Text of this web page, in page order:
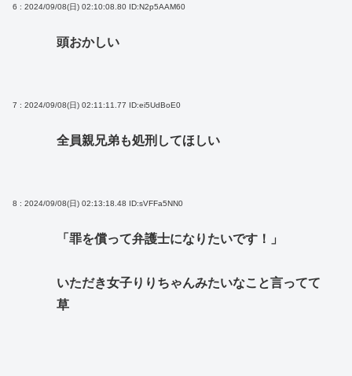
6 : 2024/09/08(日) 02:10:08.80 ID:N2p5AAM60
頭おかしい
7 : 2024/09/08(日) 02:11:11.77 ID:ei5UdBoE0
全員親兄弟も処刑してほしい
8 : 2024/09/08(日) 02:13:18.48 ID:sVFFa5NN0
「罪を償って弁護士になりたいです！」
いただき女子りりちゃんみたいなこと言ってて
草